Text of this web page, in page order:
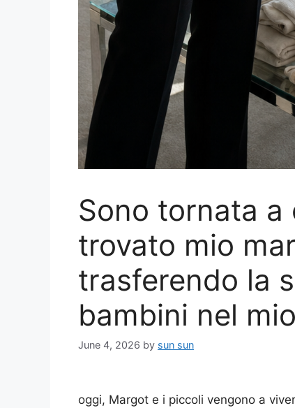
Sono tornata a
trovato mio
trasferendo la
bambini nel
June 4, 2026 by sun sun
oggi, Margot e i piccoli vengono a